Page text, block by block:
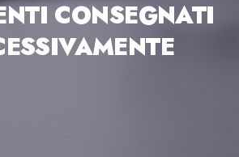
CONSEGNATI